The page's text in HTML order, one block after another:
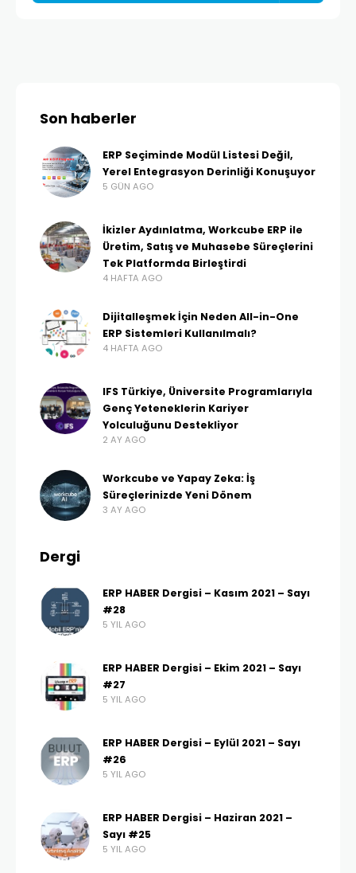
Son haberler
ERP Seçiminde Modül Listesi Değil,
Yerel Entegrasyon Derinliği Konuşuyor
5 GÜN AGO
İkizler Aydınlatma, Workcube ERP ile
Üretim, Satış ve Muhasebe Süreçlerini
Tek Platformda Birleştirdi
4 HAFTA AGO
Dijitalleşmek İçin Neden All-in-One
ERP Sistemleri Kullanılmalı?
4 HAFTA AGO
IFS Türkiye, Üniversite Programlarıyla
Genç Yeteneklerin Kariyer
Yolculuğunu Destekliyor
2 AY AGO
Workcube ve Yapay Zeka: İş
Süreçlerinizde Yeni Dönem
3 AY AGO
Dergi
ERP HABER Dergisi – Kasım 2021 – Sayı
#28
5 YIL AGO
ERP HABER Dergisi – Ekim 2021 – Sayı
#27
5 YIL AGO
ERP HABER Dergisi – Eylül 2021 – Sayı
#26
5 YIL AGO
ERP HABER Dergisi – Haziran 2021 –
Sayı #25
5 YIL AGO